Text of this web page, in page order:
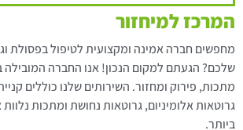
המרכז למיחזור
מחפשים חברה אמינה ומקצועית לטיפול בפסולת
שלכם? הגעתם למקום הנכון! אנו החברה המובילה
מתכות, פירוק ומחזור. השירותים שלנו כוללים
גרוטאות אלומיניום, גרוטאות נחושת ומתכות
ביותר.